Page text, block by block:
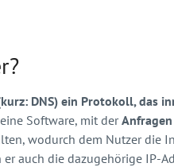
DNS) ein Protokoll,
Software, mit der
wodurch dem Nutzer die
auch die dazugehörige